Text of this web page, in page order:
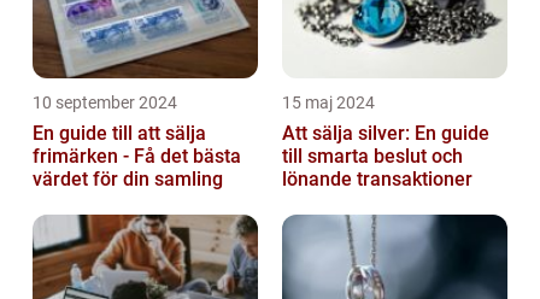
10 september 2024
En guide till att sälja
frimärken - Få det bästa
värdet för din samling
15 maj 2024
Att sälja silver: En guide
till smarta beslut och
lönande transaktioner